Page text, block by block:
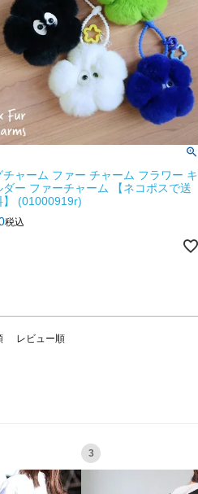
チャーム ファー チャーム フラワー キ
ダー ファーチャーム 【ネコポスで送
】 (01000919r)
税込
レビュー順
3